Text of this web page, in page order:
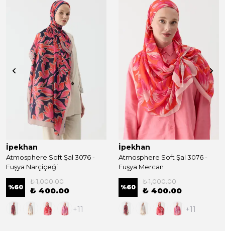
İpekhan
Atmosphere Soft Şal 3076 -
Fuşya Narçiçeği
%60
₺ 1,000.00
₺ 400.00
+11
İpekhan
Atmosphere Soft Şal 3076 -
Fuşya Mercan
%60
₺ 1,000.00
₺ 400.00
+11